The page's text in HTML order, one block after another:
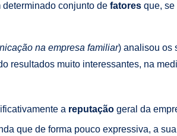
determinado conjunto de fatores que, se
na empresa familiar) analisou os
resultados muito interessantes, na
a reputação geral da
que de forma pouco expressiva, a sua